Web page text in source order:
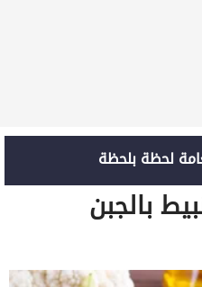
لحظة بلحظة
بالجبن